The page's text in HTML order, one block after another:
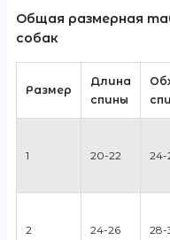
Общая размерная
собак
Размер
Длина
спины
1 20-22 24-
2 24-26 28-